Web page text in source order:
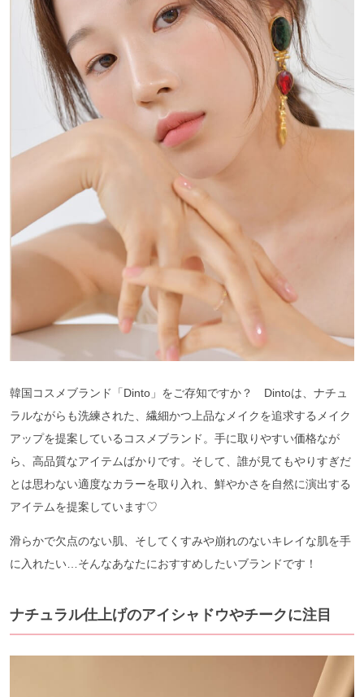
韓国コスメブランド「Dinto」をご存知ですか？ Dintoは、ナチュ
ラルながらも洗練された、繊細かつ上品なメイクを追求するメイク
アップを提案しているコスメブランド。手に取りやすい価格なが
ら、高品質なアイテムばかりです。そして、誰が見てもやりすぎだ
とは思わない適度なカラーを取り入れ、鮮やかさを自然に演出する
アイテムを提案しています♡
滑らかで欠点のない肌、そしてくすみや崩れのないキレイな肌を手
に入れたい…そんなあなたにおすすめしたいブランドです！
ナチュラル仕上げのアイシャドウやチークに注目